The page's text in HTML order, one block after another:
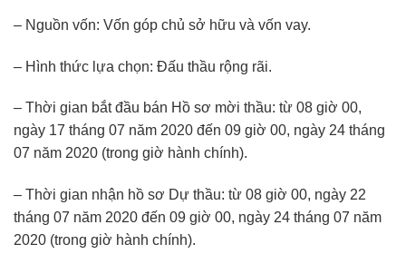
– Nguồn vốn: Vốn góp chủ sở hữu và vốn vay.
– Hình thức lựa chọn: Đấu thầu rộng rãi.
– Thời gian bắt đầu bán Hồ sơ mời thầu: từ 08 giờ 00,
ngày 17 tháng 07 năm 2020 đến 09 giờ 00, ngày 24 tháng
07 năm 2020 (trong giờ hành chính).
– Thời gian nhận hồ sơ Dự thầu: từ 08 giờ 00, ngày 22
tháng 07 năm 2020 đến 09 giờ 00, ngày 24 tháng 07 năm
2020 (trong giờ hành chính).